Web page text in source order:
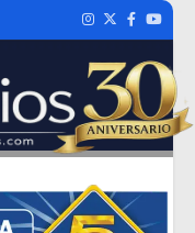
Instagram
TwitterFacebook